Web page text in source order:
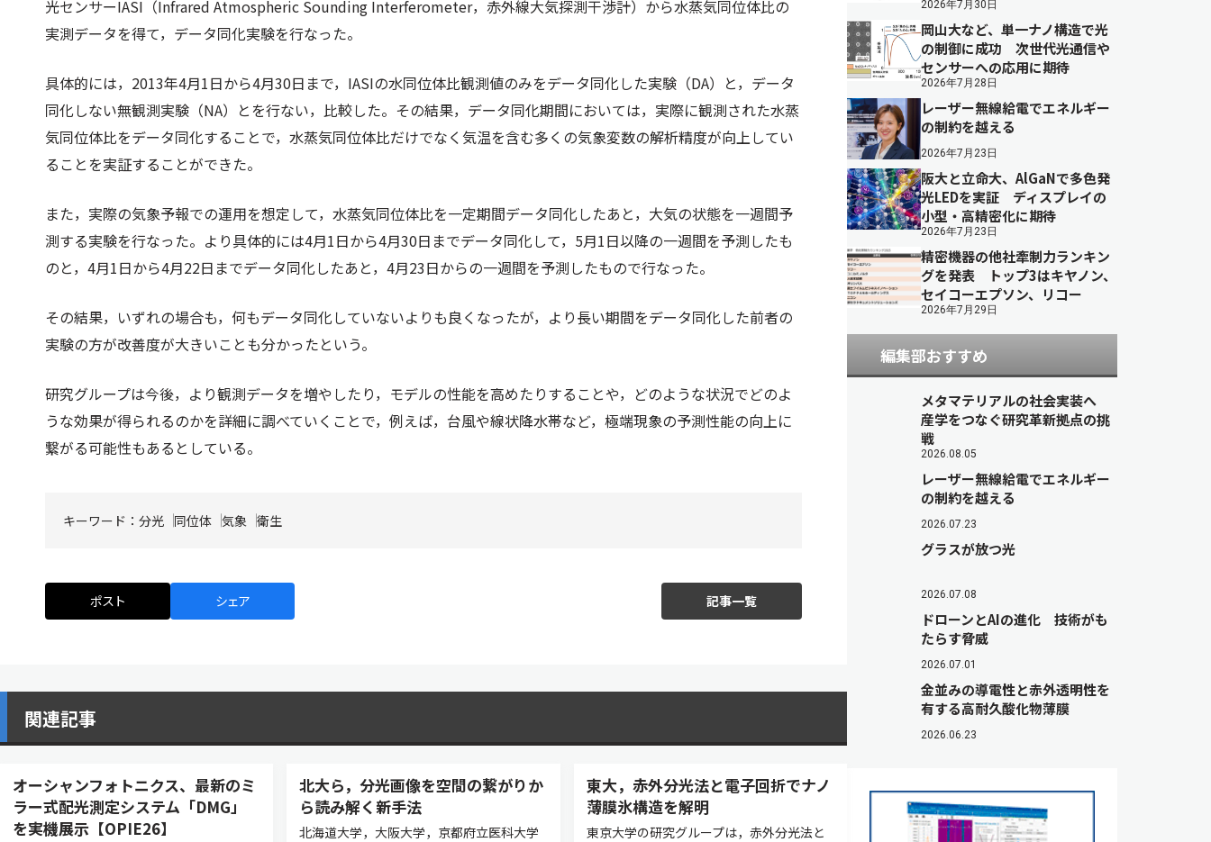
光センサーIASI（Infrared Atmospheric Sounding Interferometer，赤外線大気探測干渉計）から水蒸気同位体比の
実測データを得て，データ同化実験を行なった。
具体的には，2013年4月1日から4月30日まで，IASIの水同位体比観測値のみをデータ同化した実験（DA）と，データ
同化しない無観測実験（NA）とを行ない，比較した。その結果，データ同化期間においては，実際に観測された水蒸
気同位体比をデータ同化することで，水蒸気同位体比だけでなく気温を含む多くの気象変数の解析精度が向上してい
ることを実証することができた。
また，実際の気象予報での運用を想定して，水蒸気同位体比を一定期間データ同化したあと，大気の状態を一週間予
測する実験を行なった。より具体的には4月1日から4月30日までデータ同化して，5月1日以降の一週間を予測したも
のと，4月1日から4月22日までデータ同化したあと，4月23日からの一週間を予測したもので行なった。
その結果，いずれの場合も，何もデータ同化していないよりも良くなったが，より長い期間をデータ同化した前者の
実験の方が改善度が大きいことも分かったという。
研究グループは今後，より観測データを増やしたり，モデルの性能を高めたりすることや，どのような状況でどのよ
うな効果が得られるのかを詳細に調べていくことで，例えば，台風や線状降水帯など，極端現象の予測性能の向上に
繋がる可能性もあるとしている。
キーワード： 分光 同位体 気象 衛生
ポスト シェア 記事一覧
関連記事
オーシャンフォトニクス、最新のミ
ラー式配光測定システム「DMG」
を実機展示【OPIE26】
北大ら，分光画像を空間の繋がりか
ら読み解く新手法
北海道大学，大阪大学，京都府立医科大学
東大，赤外分光法と電子回折でナノ
薄膜氷構造を解明
東京大学の研究グループは，赤外分光法と
2026年7月30日
岡山大など、単一ナノ構造で光
の制御に成功 次世代光通信や
センサーへの応用に期待
2026年7月28日
レーザー無線給電でエネルギー
の制約を越える
2026年7月23日
阪大と立命大、AlGaNで多色発
光LEDを実証 ディスプレイの
小型・高精密化に期待
2026年7月23日
精密機器の他社牽制力ランキン
グを発表 トップ3はキヤノン、
セイコーエプソン、リコー
2026年7月29日
編集部おすすめ
メタマテリアルの社会実装へ
産学をつなぐ研究革新拠点の挑
戦
2026.08.05
レーザー無線給電でエネルギー
の制約を越える
2026.07.23
グラスが放つ光
2026.07.08
ドローンとAIの進化 技術がも
たらす脅威
2026.07.01
金並みの導電性と赤外透明性を
有する高耐久酸化物薄膜
2026.06.23